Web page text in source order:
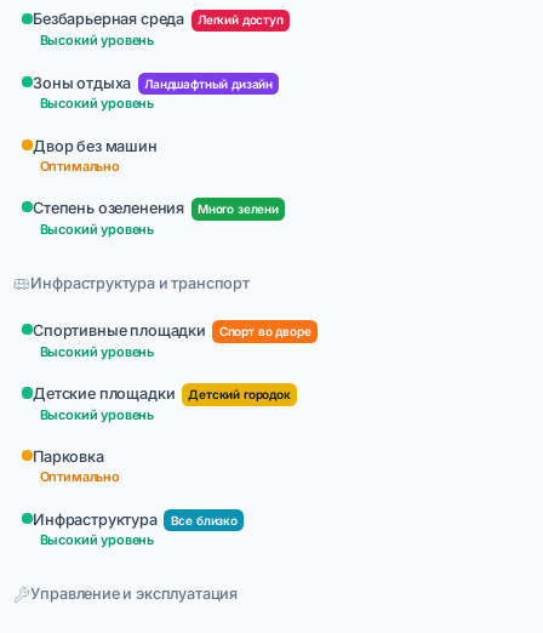
Безбарьерная среда Легкий доступ
Высокий уровень
Зоны отдыха Ландшафтный дизайн
Высокий уровень
Двор без машин
Оптимально
Степень озеленения Много зелени
Высокий уровень
Инфраструктура и транспорт
Спортивные площадки Спорт во дворе
Высокий уровень
Детские площадки Детский городок
Высокий уровень
Парковка
Оптимально
Инфраструктура Все близко
Высокий уровень
Управление и эксплуатация